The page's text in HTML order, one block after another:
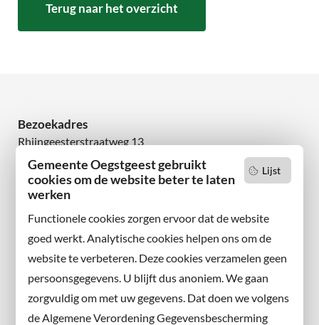
Lijst
Gemeente Oegstgeest gebruikt
cookies om de website beter te laten
werken
Functionele cookies zorgen ervoor dat de website
goed werkt. Analytische cookies helpen ons om de
website te verbeteren. Deze cookies verzamelen geen
persoonsgegevens. U blijft dus anoniem. We gaan
zorgvuldig om met uw gegevens. Dat doen we volgens
de Algemene Verordening Gegevensbescherming
Terug naar het overzicht
Bezoekadres
Rhijngeesterstraatweg 13
2342 AN Oegstgeest
Wilt u niets missen?
en volg ons ook op sociale media.
Facebook
X
Instagram